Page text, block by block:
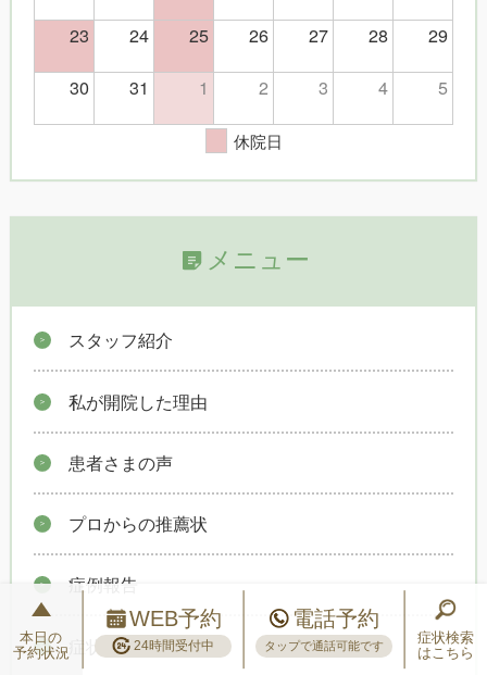
23
24 25 26 27 28
29
30
31 1 2 3 4 5
休院日
メニュー
スタッフ紹介
私が開院した理由
患者さまの声
プロからの推薦状
症例報告
症状検索
本日の
予約状況
WEB予約
24時間受付中
電話予約
タップで通話可能です
症状検索
はこちら